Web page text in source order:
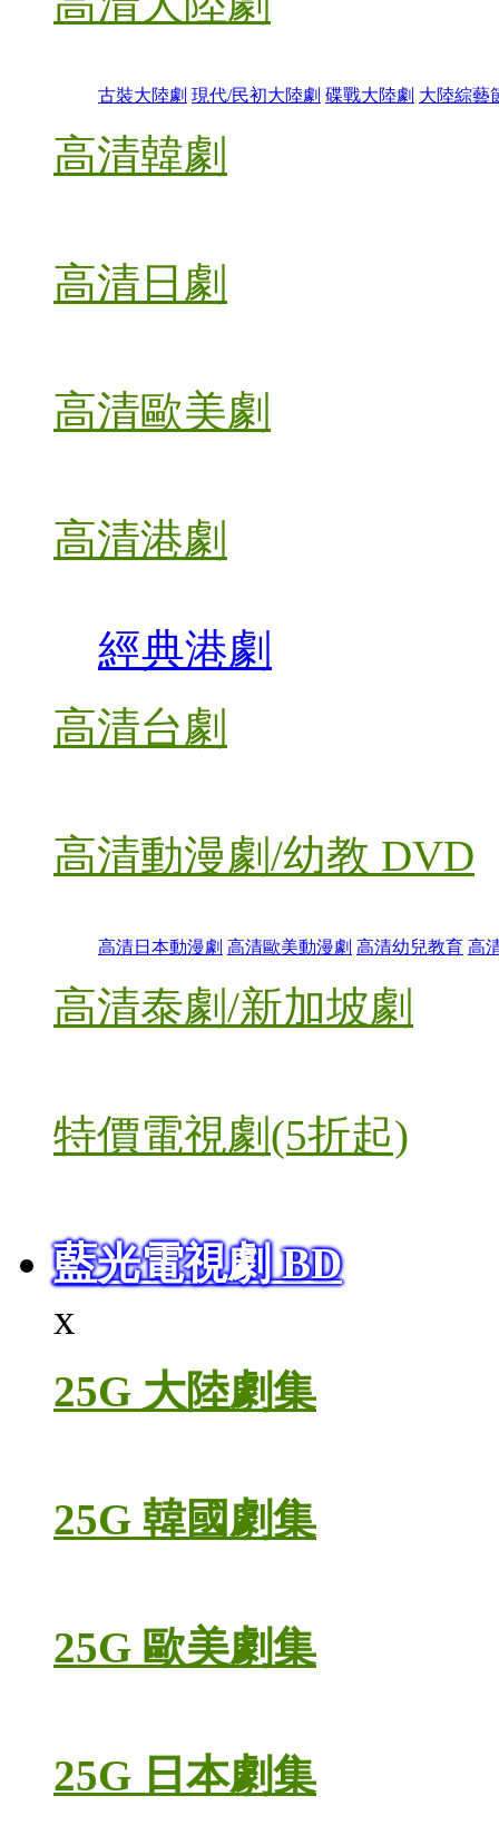
古裝大陸劇 現代/民初大陸劇 碟戰大陸劇 大陸綜藝
高清韓劇
高清日劇
高清歐美劇
高清港劇
經典港劇
高清台劇
高清動漫劇/幼教 DVD
高清日本動漫劇 高清歐美動漫劇 高清幼兒教育 高
高清泰劇/新加坡劇
特價電視劇(5折起)
藍光電視劇 BD
x
25G 大陸劇集
25G 韓國劇集
25G 歐美劇集
25G 日本劇集